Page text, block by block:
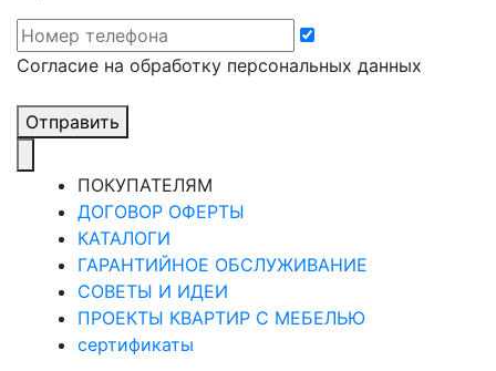
Cогласие на обработку персональных данных
Отправить
ПОКУПАТЕЛЯМ
ДОГОВОР ОФЕРТЫ
КАТАЛОГИ
ГАРАНТИЙНОЕ ОБСЛУЖИВАНИЕ
СОВЕТЫ И ИДЕИ
ПРОЕКТЫ КВАРТИР С МЕБЕЛЬЮ
сертификаты